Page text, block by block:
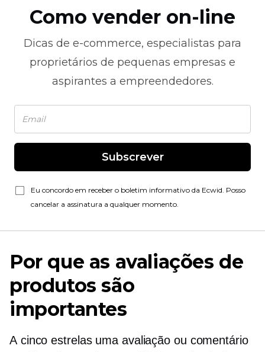
Como vender on-line
Dicas de e-commerce, especialistas para
proprietários de pequenas empresas e
aspirantes a empreendedores.
Subscrever
Eu concordo em receber o boletim informativo da Ecwid. Posso
cancelar a assinatura a qualquer momento.
Por que as avaliações de
produtos são
importantes
A cinco estrelasuma avaliação ou comentário